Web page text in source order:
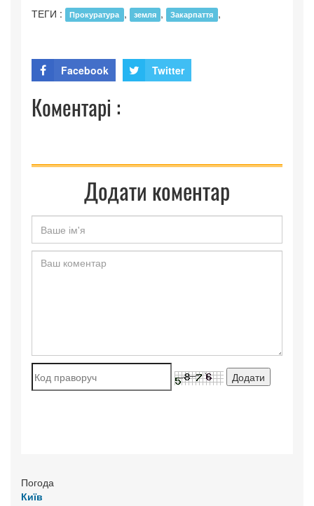
ТЕГИ :
Прокуратура , земля , Закарпаття ,
Facebook Twitter
Коментарі :
Додати коментар
Погода
Київ